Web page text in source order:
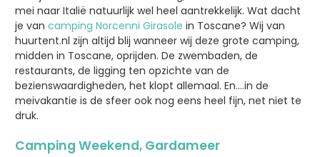
mei naar Italië natuurlijk wel heel aantrekkelijk. Wat dacht
je van camping Norcenni Girasole in Toscane? Wij van
huurtent.nl zijn altijd blij wanneer wij deze grote camping,
midden in Toscane, oprijden. De zwembaden, de
restaurants, de ligging ten opzichte van de
bezienswaardigheden, het klopt allemaal. En....in de
meivakantie is de sfeer ook nog eens heel fijn, net niet te
druk.
Camping Weekend, Gardameer